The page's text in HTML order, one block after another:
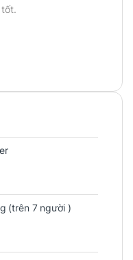
(trên 7 người )